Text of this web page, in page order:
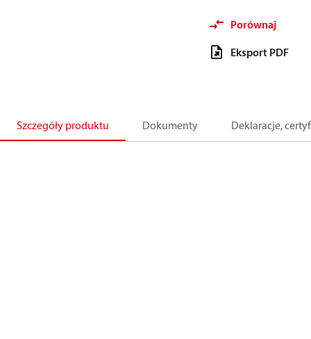
Porównaj
Eksport PDF
Szczegóły produktu Dokumenty Deklaracje,